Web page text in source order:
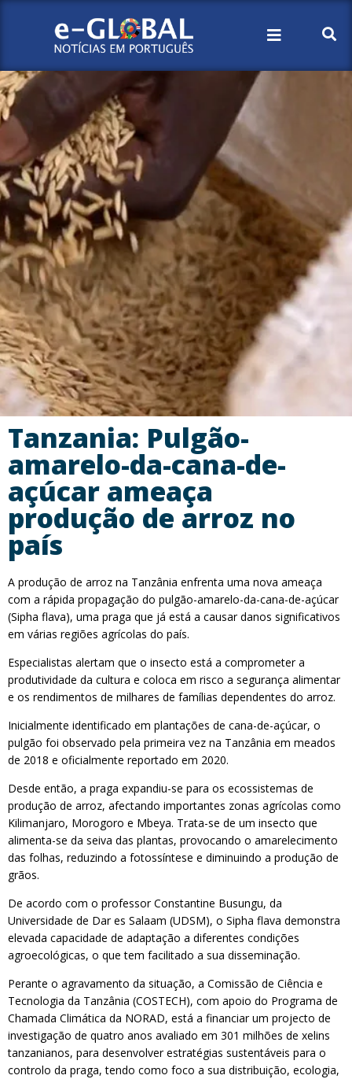
Tanzania: Pulgão-
amarelo-da-cana-de-
açúcar ameaça
produção de arroz no
país
A produção de arroz na Tanzânia enfrenta uma nova ameaça
com a rápida propagação do pulgão-amarelo-da-cana-de-açúcar
(Sipha flava), uma praga que já está a causar danos significativos
em várias regiões agrícolas do país.
Especialistas alertam que o insecto está a comprometer a
produtividade da cultura e coloca em risco a segurança alimentar
e os rendimentos de milhares de famílias dependentes do arroz.
Inicialmente identificado em plantações de cana-de-açúcar, o
pulgão foi observado pela primeira vez na Tanzânia em meados
de 2018 e oficialmente reportado em 2020.
Desde então, a praga expandiu-se para os ecossistemas de
produção de arroz, afectando importantes zonas agrícolas como
Kilimanjaro, Morogoro e Mbeya. Trata-se de um insecto que
alimenta-se da seiva das plantas, provocando o amarelecimento
das folhas, reduzindo a fotossíntese e diminuindo a produção de
grãos.
De acordo com o professor Constantine Busungu, da
Universidade de Dar es Salaam (UDSM), o Sipha flava demonstra
elevada capacidade de adaptação a diferentes condições
agroecológicas, o que tem facilitado a sua disseminação.
Perante o agravamento da situação, a Comissão de Ciência e
Tecnologia da Tanzânia (COSTECH), com apoio do Programa de
Chamada Climática da NORAD, está a financiar um projecto de
investigação de quatro anos avaliado em 301 milhões de xelins
tanzanianos, para desenvolver estratégias sustentáveis para o
controlo da praga, tendo como foco a sua distribuição, ecologia,